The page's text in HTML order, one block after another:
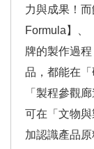
力與成果！
Formula】、
牌的製作過
品，都能在
「製程參觀
可在「文物
加認識產品